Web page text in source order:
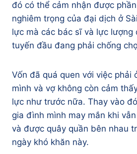
đó có thể cảm nhận được
nghiêm trọng của đại dịch ở
lực mà các bác sĩ và lực lượng
tuyến đầu đang phải chống
Vốn đã quá quen với việc phải
mình và vợ không còn cảm
lực như trước nữa. Thay vào
gia đình mình may mắn khi
và được quây quần bên nhau
ngày khó khăn này.